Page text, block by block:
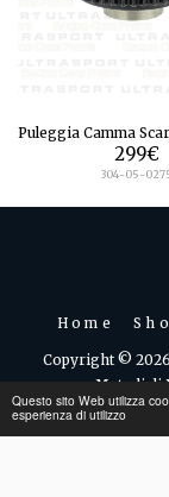
Questo sito Web utilizza
esperienza di utilizzo
Puleggia Camma
299€
304-05-
Home
Copyright ©
Metodi di